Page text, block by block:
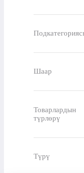
Шаар
Товарлардын
түрлөрү
Түрү